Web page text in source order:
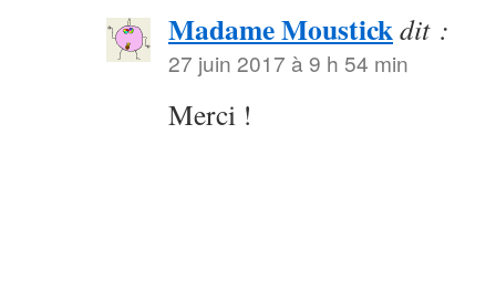
Madame Moustickdit :
27 juin 2017 à 9 h 54 min
Merci !